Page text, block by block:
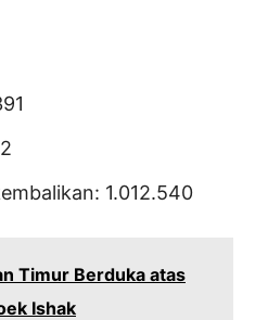
1.012.540
Timur Berduka atas
Ishak